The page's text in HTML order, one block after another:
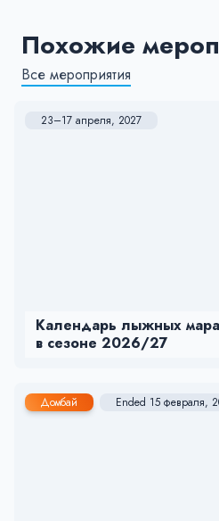
Похожие
Все мероприятия
23–17 апреля, 2027
Календарь лыжных
в сезоне 2026/27
Домбай Ended 15 февраля,